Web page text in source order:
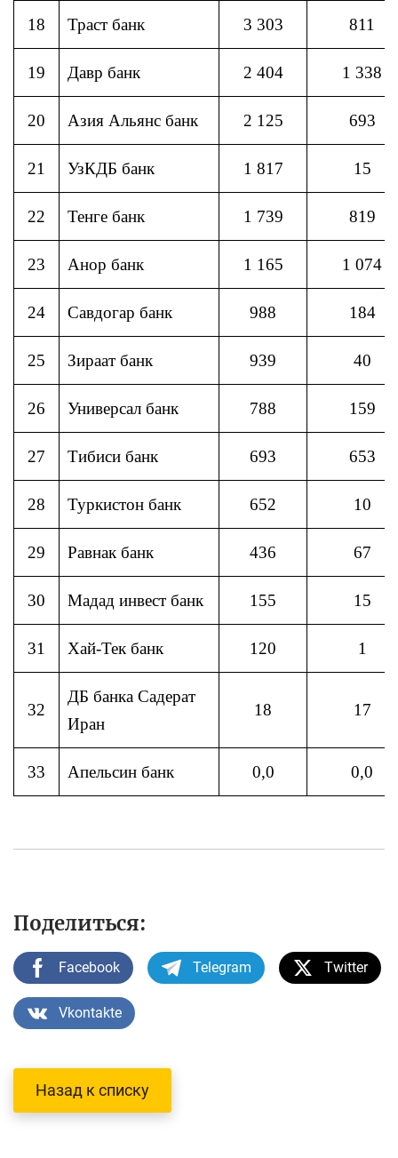
18 Траст банк 3 303 811
19 Давр банк 2 404 1 338
20 Азия Альянс банк 2 125 693
21 УзКДБ банк 1 817 15
22 Тенге банк 1 739 819
23 Анор банк 1 165 1 074
24 Савдогар банк 988 184
25 Зираат банк 939 40
26 Универсал банк 788 159
27 Тибиси банк 693 653
28 Туркистон банк 652 10
29 Равнак банк 436 67
30 Мадад инвест банк 155 15
31 Хай-Тек банк 120 1
32
ДБ банка Садерат
Иран
18 17
33 Апельсин банк 0,0 0,0
Поделиться:
Facebook Telegram Twitter
Vkontakte
Назад к списку